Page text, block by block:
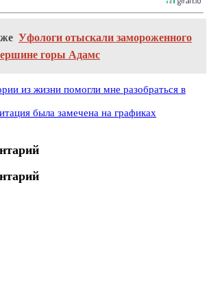
Уфологи отыскали замороженного
горы Адамс
из жизни помогли мне разобраться в
была замечена на графиках